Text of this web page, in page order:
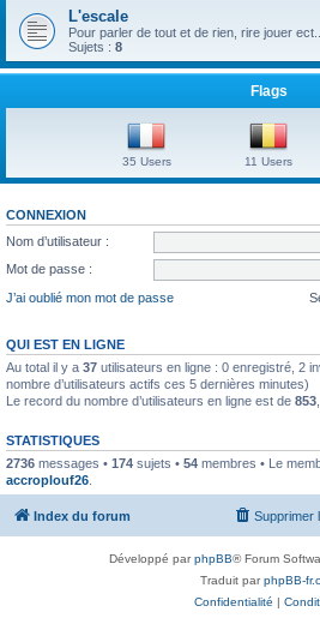
L'escale
Pour parler de tout et de rien, rire jouer ect...
Sujets : 8
Flags
35 Users 11 Users
CONNEXION
Nom d’utilisateur :
Mot de passe :
J’ai oublié mon mot de passe
QUI EST EN LIGNE
Au total il y a 37 utilisateurs en ligne : 0 enregistré, 2
nombre d’utilisateurs actifs ces 5 dernières minutes)
Le record du nombre d’utilisateurs en ligne est de 853
STATISTIQUES
2736 messages • 174 sujets • 54 membres • Le
accroplouf26
Index du forum Supprimer
Développé parphpBB® Forum
Traduit parphpBB-
Confidentialité |